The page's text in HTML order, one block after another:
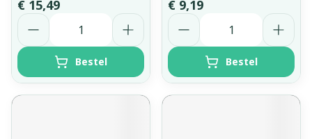
€ 15,49
Aantal
Bestel
€ 9,19
Aantal
Bestel